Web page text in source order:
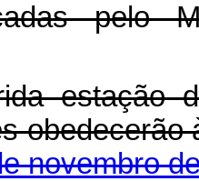
pelo
estação
novembro